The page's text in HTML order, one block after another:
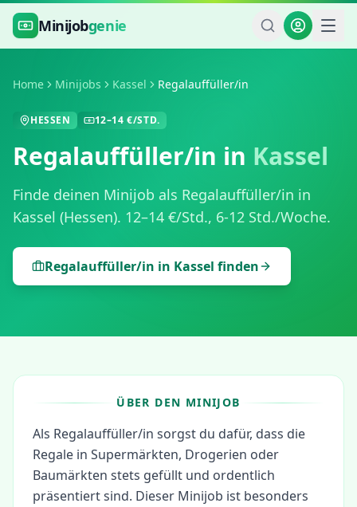
Zum Hauptinhalt springen
Minijobgenie
Home Minijobs Kassel Regalauffüller/in
HESSEN 12–14 €/STD.
Regalauffüller/in in Kassel
Finde deinen Minijob als Regalauffüller/in in
Kassel (Hessen). 12–14 €/Std., 6-12 Std./Woche.
Regalauffüller/in in Kassel finden
ÜBER DEN MINIJOB
Als Regalauffüller/in sorgst du dafür, dass die
Regale in Supermärkten, Drogerien oder
Baumärkten stets gefüllt und ordentlich
präsentiert sind. Dieser Minijob ist besonders